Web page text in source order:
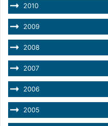
2010
2009
2008
2007
2006
2005